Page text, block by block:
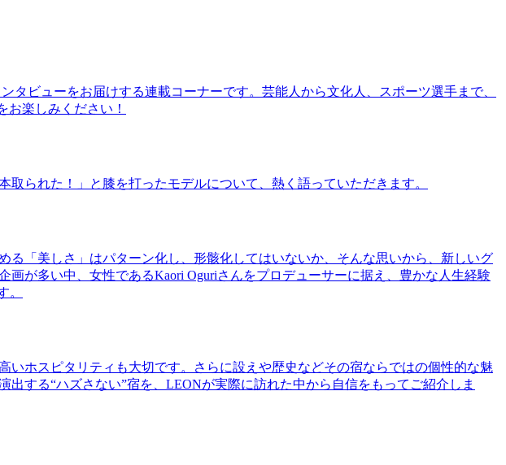
ビューをお届けする連載コーナーです。芸能人から文化人、スポーツ選手まで、
楽しみください！
られた！」と膝を打ったモデルについて、熱く語っていただきます。
「美しさ」はパターン化し、形骸化してはいないか、そんな思いから、新しいグ
が多い中、女性であるKaori Oguriさんをプロデューサーに据え、豊かな人生経験
。
ホスピタリティも大切です。さらに設えや歴史などその宿ならではの個性的な魅
する“ハズさない”宿を、LEONが実際に訪れた中から自信をもってご紹介しま